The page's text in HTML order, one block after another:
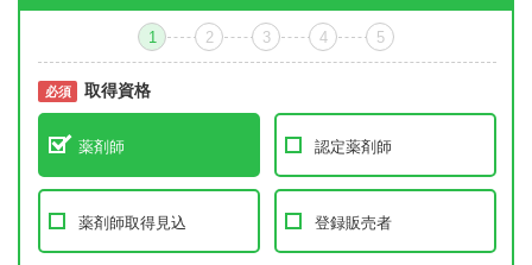
1 2 3 4 5
必須 取得資格
薬剤師 認定薬剤師
薬剤師取得見込 登録販売者